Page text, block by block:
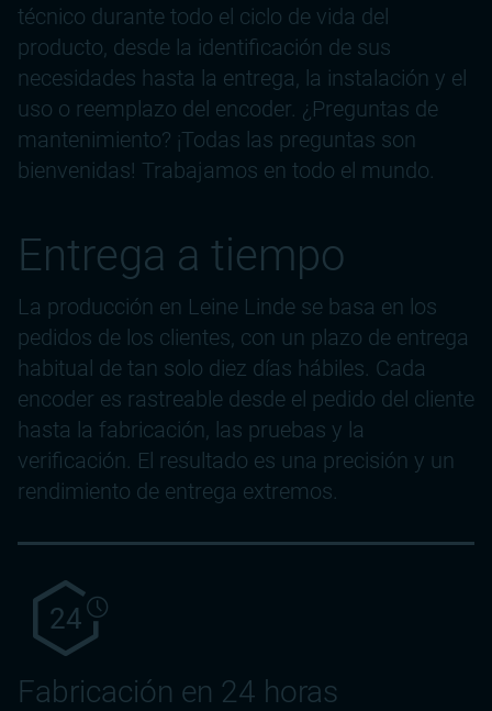
técnico durante todo el ciclo de vida del
producto, desde la identificación de sus
necesidades hasta la entrega, la instalación y el
uso o reemplazo del encoder. ¿Preguntas de
mantenimiento? ¡Todas las preguntas son
bienvenidas! Trabajamos en todo el mundo.
Entrega a tiempo
La producción en Leine Linde se basa en los
pedidos de los clientes, con un plazo de entrega
habitual de tan solo diez días hábiles. Cada
encoder es rastreable desde el pedido del cliente
hasta la fabricación, las pruebas y la
verificación. El resultado es una precisión y un
rendimiento de entrega extremos.
24
Fabricación en 24 horas